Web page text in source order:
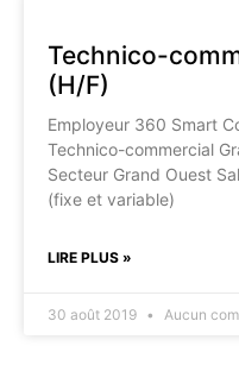
Technico-
(H/F)
Employeur 360 Smart
Technico-commercial
Secteur Grand Ouest
(fixe et variable)
LIRE PLUS »
30 août 2019 Aucun